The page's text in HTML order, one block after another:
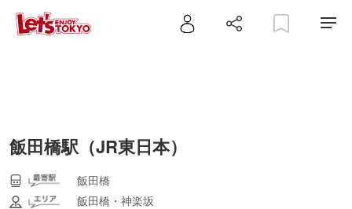
飯田橋駅（JR東日本）
飯田橋
飯田橋・神楽坂